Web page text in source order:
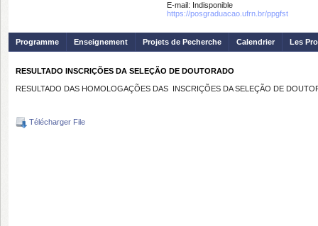
E-mail: Indisponible
https://posgraduacao.ufrn.br/ppgfst
Programme Enseignement Projets de Pecherche Calendrier Les
RESULTADO INSCRIÇÕES DA SELEÇÃO DE DOUTORADO
RESULTADO DAS HOMOLOGAÇÕES DAS INSCRIÇÕES DA SELEÇÃO DE
Télécharger File